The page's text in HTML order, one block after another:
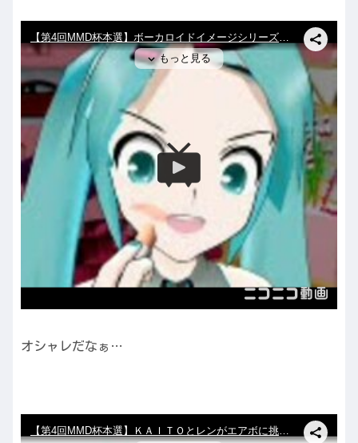
オシャレだなぁ…